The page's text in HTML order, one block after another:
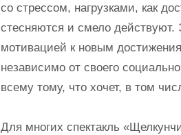
со стрессом, нагрузками, как
стесняются и смело действуют.
мотивацией к новым
независимо от своего
всему тому, что хочет, в том
Для многих спектакль